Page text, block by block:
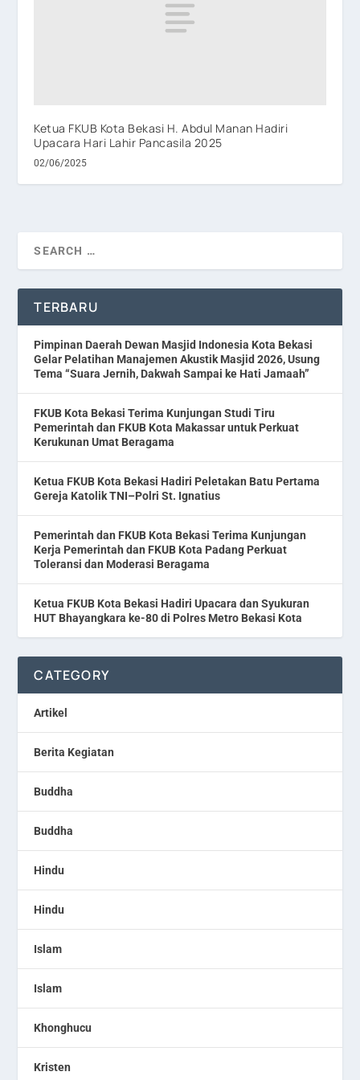
Ketua FKUB Kota Bekasi H. Abdul Manan Hadiri
Upacara Hari Lahir Pancasila 2025
02/06/2025
TERBARU
Pimpinan Daerah Dewan Masjid Indonesia Kota Bekasi
Gelar Pelatihan Manajemen Akustik Masjid 2026, Usung
Tema “Suara Jernih, Dakwah Sampai ke Hati Jamaah”
FKUB Kota Bekasi Terima Kunjungan Studi Tiru
Pemerintah dan FKUB Kota Makassar untuk Perkuat
Kerukunan Umat Beragama
Ketua FKUB Kota Bekasi Hadiri Peletakan Batu Pertama
Gereja Katolik TNI–Polri St. Ignatius
Pemerintah dan FKUB Kota Bekasi Terima Kunjungan
Kerja Pemerintah dan FKUB Kota Padang Perkuat
Toleransi dan Moderasi Beragama
Ketua FKUB Kota Bekasi Hadiri Upacara dan Syukuran
HUT Bhayangkara ke-80 di Polres Metro Bekasi Kota
CATEGORY
Artikel
Berita Kegiatan
Buddha
Buddha
Hindu
Hindu
Islam
Islam
Khonghucu
Kristen